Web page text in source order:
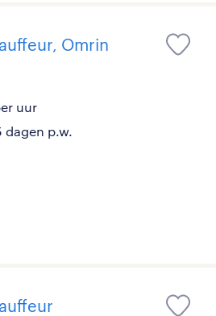
Omrin
uur
dagen p.w.